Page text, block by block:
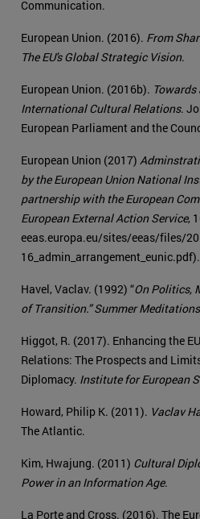
Communication.
European Union. (2016). From
The EU's Global Strategic Vision.
European Union. (2016b). Towards
International Cultural Relations.
European Parliament and the
European Union (2017)
by the European Union National
partnership with the European
European External Action Service,
eeas.europa.eu/sites/eeas/files/
16_admin_arrangement_eunic.pdf).
Havel, Vaclav. (1992) “On Politics,
of Transition.” Summer Meditations
Higgot, R. (2017). Enhancing the
Relations: The Prospects and
Diplomacy. Institute for European
Howard, Philip K. (2011). Vaclav
The Atlantic.
Kim, Hwajung. (2011) Cultural
Power in an Information Age.
La Porte and Cross. (2016). The